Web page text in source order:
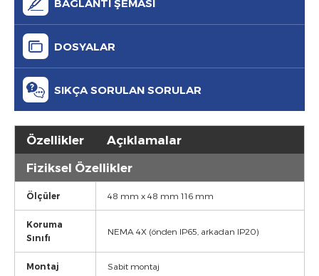
BAĞLANTI ŞEMASI
DOSYALAR
SIKÇA SORULAN SORULAR
Özellikler
Açıklamalar
Fiziksel Özellikler
Ölçüler 48 mm x 48 mm 116 mm
Koruma
Sınıfı
NEMA 4X (önden IP65, arkadan IP20)
Montaj Sabit montaj